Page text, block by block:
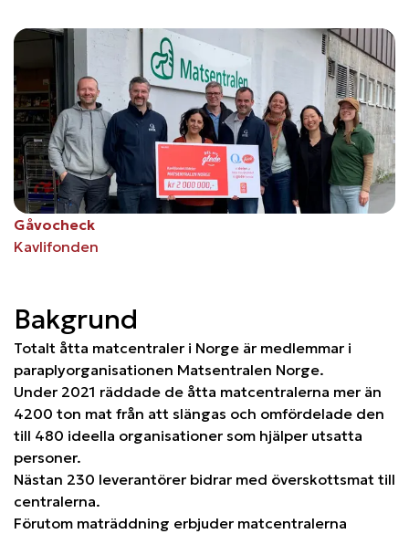
Gåvocheck
Kavlifonden
Bakgrund
Totalt åtta matcentraler i Norge är medlemmar i
paraplyorganisationen Matsentralen Norge.
Under 2021 räddade de åtta matcentralerna mer än
4200 ton mat från att slängas och omfördelade den
till 480 ideella organisationer som hjälper utsatta
personer.
Nästan 230 leverantörer bidrar med överskottsmat till
centralerna.
Förutom maträddning erbjuder matcentralerna